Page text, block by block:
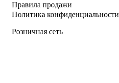
Правила продажи
Политика конфиденциальности
Розничная сеть